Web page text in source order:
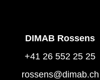
DIMAB Rossens
+41 26 552 25 25
rossens@dimab.ch